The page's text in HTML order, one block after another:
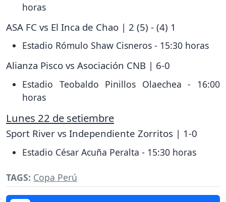
horas
ASA FC vs El Inca de Chao | 2 (5) - (4) 1
Estadio Rómulo Shaw Cisneros - 15:30 horas
Alianza Pisco vs Asociación CNB | 6-0
Estadio Teobaldo Pinillos Olaechea - 16:00
horas
Lunes 22 de setiembre
Sport River vs Independiente Zorritos | 1-0
Estadio César Acuña Peralta - 15:30 horas
TAGS: Copa Perú